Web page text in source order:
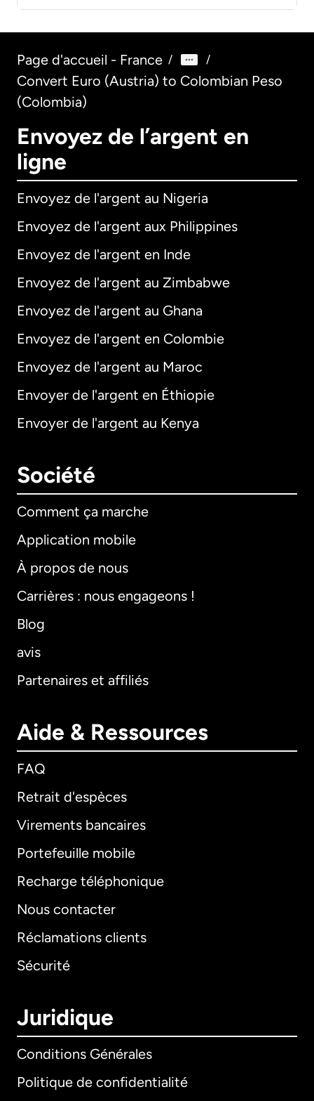
Page d'accueil - France / /
Convert Euro (Austria) to Colombian Peso
(Colombia)
Envoyez de l’argent en
ligne
Envoyez de l'argent au Nigeria
Envoyez de l'argent aux Philippines
Envoyez de l'argent en Inde
Envoyez de l'argent au Zimbabwe
Envoyez de l'argent au Ghana
Envoyez de l'argent en Colombie
Envoyez de l'argent au Maroc
Envoyer de l'argent en Éthiopie
Envoyer de l'argent au Kenya
Société
Comment ça marche
Application mobile
À propos de nous
Carrières : nous engageons !
Blog
avis
Partenaires et affiliés
Aide & Ressources
FAQ
Retrait d'espèces
Virements bancaires
Portefeuille mobile
Recharge téléphonique
Nous contacter
Réclamations clients
Sécurité
Juridique
Conditions Générales
Politique de confidentialité